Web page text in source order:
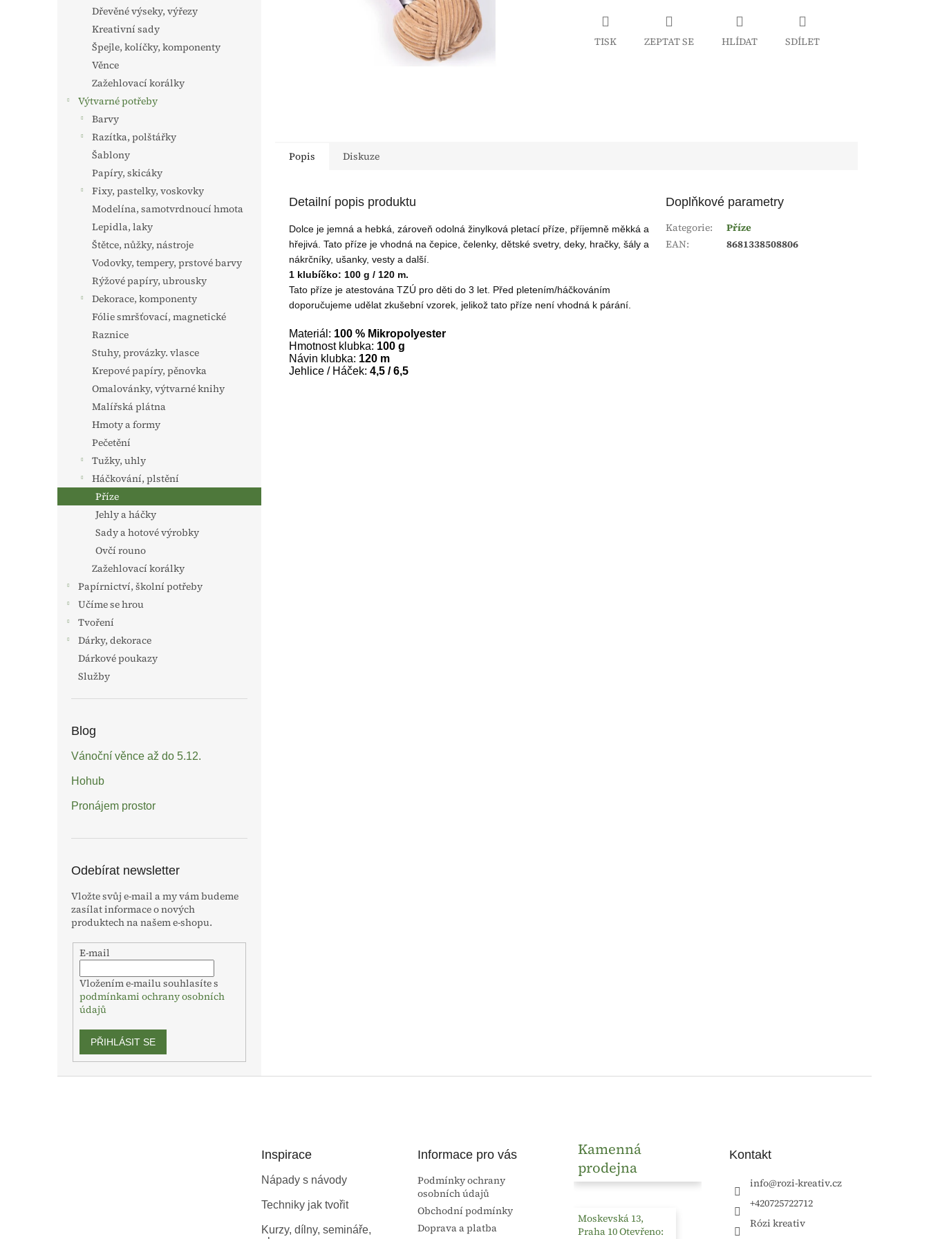
Dřevěné výseky, výřezy
Kreativní sady
Špejle, kolíčky, komponenty
Věnce
Zažehlovací korálky
Výtvarné potřeby
Barvy
Razítka, polštářky
Šablony
Papíry, skicáky
Fixy, pastelky, voskovky
Modelína, samotvrdnoucí hmota
Lepidla, laky
Štětce, nůžky, nástroje
Vodovky, tempery, prstové barvy
Rýžové papíry, ubrousky
Dekorace, komponenty
Fólie smršťovací, magnetické
Raznice
Stuhy, provázky. vlasce
Krepové papíry, pěnovka
Omalovánky, výtvarné knihy
Malířská plátna
Hmoty a formy
Pečetění
Tužky, uhly
Háčkování, plstění
Příze
Jehly a háčky
Sady a hotové výrobky
Ovčí rouno
Zažehlovací korálky
Papírnictví, školní potřeby
Učíme se hrou
Tvoření
Dárky, dekorace
Dárkové poukazy
Služby
Blog
Vánoční věnce až do 5.12.
Hohub
Pronájem prostor
Odebírat newsletter
Vložte svůj e-mail a my vám budeme
zasílat informace o nových
produktech na našem e-shopu.
E-mail
Vložením e-mailu souhlasíte s
podmínkami ochrany osobních
údajů
PŘIHLÁSIT SE
TISK ZEPTAT SE HLÍDAT SDÍLET
Popis Diskuze
Detailní popis produktu
Dolce je jemná a hebká, zároveň odolná žinylková pletací příze, příjemně měkká a
hřejivá. Tato příze je vhodná na čepice, čelenky, dětské svetry, deky, hračky, šály a
nákrčníky, ušanky, vesty a další.
1 klubíčko: 100 g / 120 m.
Tato příze je atestována TZÚ pro děti do 3 let. Před pletením/háčkováním
doporučujeme udělat zkušební vzorek, jelikož tato příze není vhodná k párání.
Materiál: 100 % Mikropolyester
Hmotnost klubka: 100 g
Návin klubka: 120 m
Jehlice / Háček: 4,5 / 6,5
Doplňkové parametry
Kategorie:
Příze
EAN: 8681338508806
Inspirace
Nápady s návody
Techniky jak tvořit
Kurzy, dílny, semináře,
Informace pro vás
Podmínky ochrany
osobních údajů
Obchodní podmínky
Doprava a platba
Kamenná
prodejna
Moskevská 13,
Praha 10 Otevřeno:
Kontakt
info@rozi-kreativ.cz
+420725722712
Rózi kreativ